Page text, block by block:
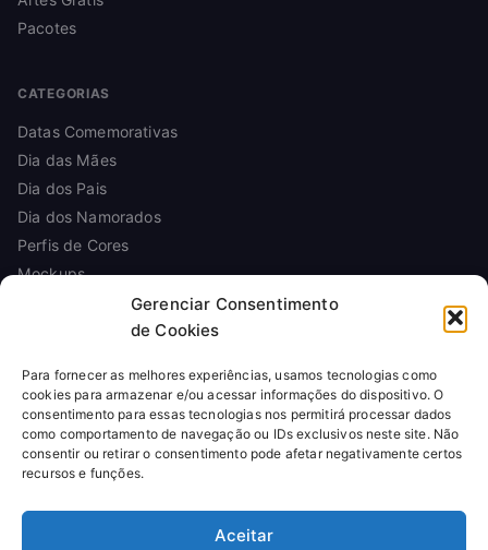
Gerenciar Consentimento
de Cookies
Para fornecer as melhores experiências, usamos tecnologias como
cookies para armazenar e/ou acessar informações do dispositivo. O
consentimento para essas tecnologias nos permitirá processar dados
como comportamento de navegação ou IDs exclusivos neste site. Não
consentir ou retirar o consentimento pode afetar negativamente certos
recursos e funções.
Aceitar
Pacotes
CATEGORIAS
Datas Comemorativas
Dia das Mães
Dia dos Pais
Dia dos Namorados
Perfis de Cores
Mockups
Sobre
Contato
Política de Privacidade
Política de Cookies
Licença de Uso